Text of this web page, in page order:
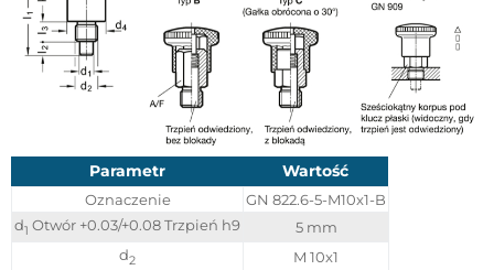
Parametr Wartość
Oznaczenie
GN 822.6-5-M10x1-B
d1 Otwór +0.03/+0.08 Trzpień h9
5 mm
d2
M 10x1